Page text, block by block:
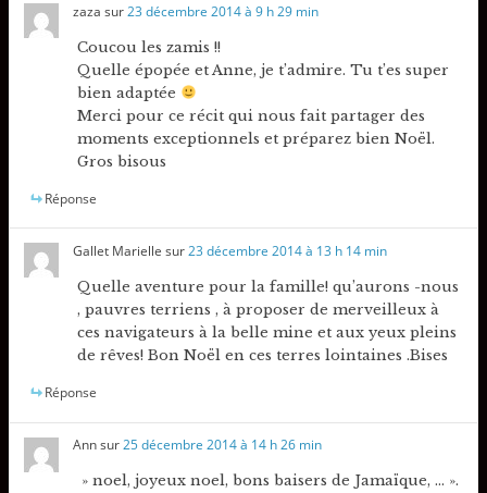
zaza sur23 décembre 2014 à 9 h 29 min
Coucou les zamis !!
Quelle épopée et Anne, je t’admire. Tu t’es super
bien adaptée
Merci pour ce récit qui nous fait partager des
moments exceptionnels et préparez bien Noël.
Gros bisous
Réponse
Gallet Marielle sur23 décembre 2014 à 13 h 14 min
Quelle aventure pour la famille! qu’aurons -nous
, pauvres terriens , à proposer de merveilleux à
ces navigateurs à la belle mine et aux yeux pleins
de rêves! Bon Noël en ces terres lointaines .Bises
Réponse
Annsur25 décembre 2014 à 14 h 26 min
» noel, joyeux noel, bons baisers de Jamaïque, … ».